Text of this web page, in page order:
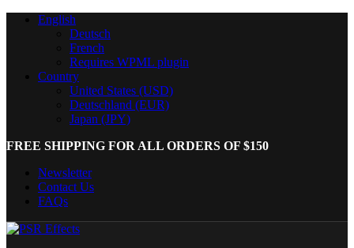
English
Deutsch
French
Requires WPML plugin
Country
United States (USD)
Deutschland (EUR)
Japan (JPY)
FREE SHIPPING FOR ALL ORDERS OF $150
Newsletter
Contact Us
FAQs